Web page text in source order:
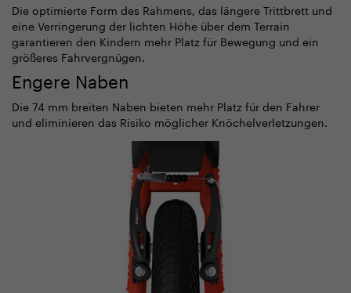
Die optimierte Form des Rahmens, das längere Trittbrett und
eine Verringerung der lichten Höhe über dem Terrain
garantieren den Kindern mehr Platz für Bewegung und ein
größeres Fahrvergnügen.
Engere Naben
Die 74 mm breiten Naben bieten mehr Platz für den Fahrer
und eliminieren das Risiko möglicher Knöchelverletzungen.